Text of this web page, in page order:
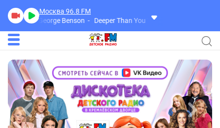
Москва 96.8 FM
George Benson
Deeper Than You Think